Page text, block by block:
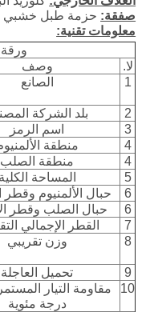
صفقة: حزمة طبل خشبي
معلومات تقنية:
ورقة
لا.
وصف
1
الصانع
2
بلد الشركة
3
اسم الرمز
4
منطقة
4
منطقة الصلب
5
المساحة الكلية
6
حبال الألمنيوم وقطر
6
حبال الصلب وقطر
7
القطر الإجمالي
8
وزن تقريبي
9 تحميل العاجلة
10
درجة مئوية